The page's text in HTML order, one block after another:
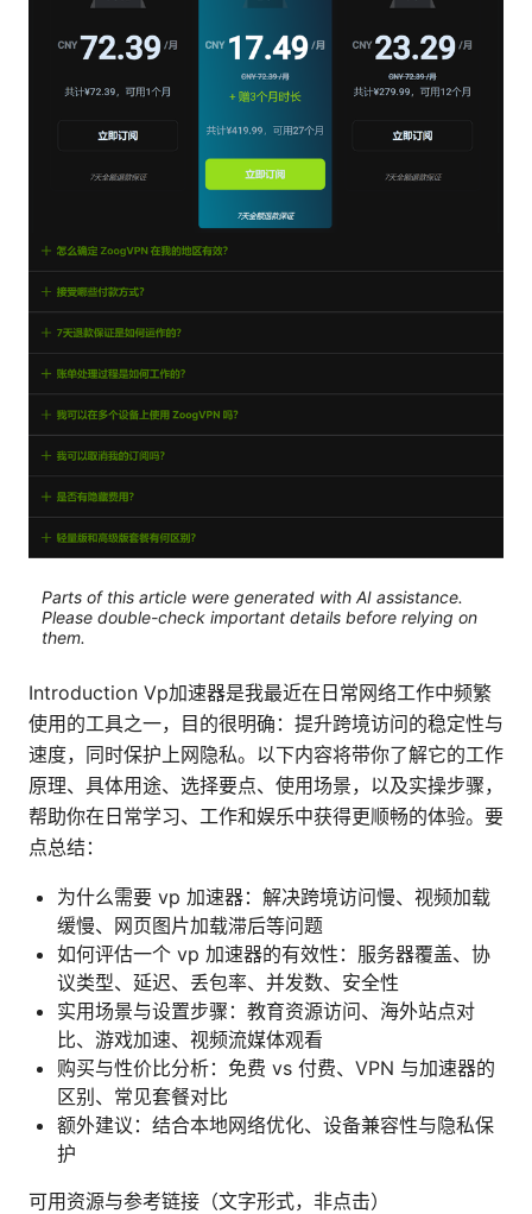
Parts of this article were generated with AI assistance.
Please double-check important details before relying on
them.
Introduction Vp加速器是我最近在日常网络工作中频繁
使用的工具之一，目的很明确：提升跨境访问的稳定性与
速度，同时保护上网隐私。以下内容将带你了解它的工作
原理、具体用途、选择要点、使用场景，以及实操步骤，
帮助你在日常学习、工作和娱乐中获得更顺畅的体验。要
点总结：
为什么需要 vp 加速器：解决跨境访问慢、视频加载
缓慢、网页图片加载滞后等问题
如何评估一个 vp 加速器的有效性：服务器覆盖、协
议类型、延迟、丢包率、并发数、安全性
实用场景与设置步骤：教育资源访问、海外站点对
比、游戏加速、视频流媒体观看
购买与性价比分析：免费 vs 付费、VPN 与加速器的
区别、常见套餐对比
额外建议：结合本地网络优化、设备兼容性与隐私保
护
可用资源与参考链接（文字形式，非点击）